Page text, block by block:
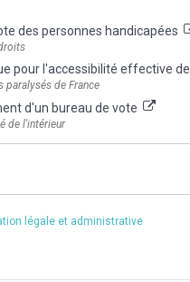
des personnes handicapées
pour l'accessibilité effective
paralysés de France
d'un bureau de vote
de l'intérieur
légale et administrative